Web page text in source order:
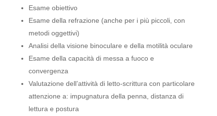
Esame obiettivo
Esame della refrazione (anche per i più piccoli, con
metodi oggettivi)
Analisi della visione binoculare e della motilità oculare
Esame della capacità di messa a fuoco e
convergenza
Valutazione dell’attività di letto-scrittura con particolare
attenzione a: impugnatura della penna, distanza di
lettura e postura